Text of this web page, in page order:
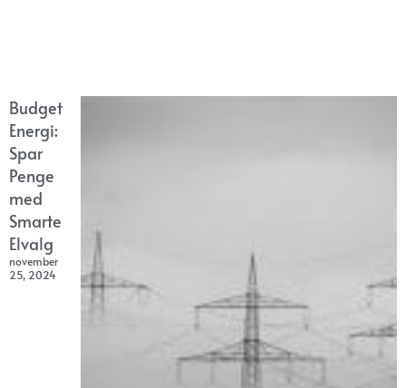
Budget
Energi:
Spar
Penge
med
Smarte
Elvalg
november
25, 2024